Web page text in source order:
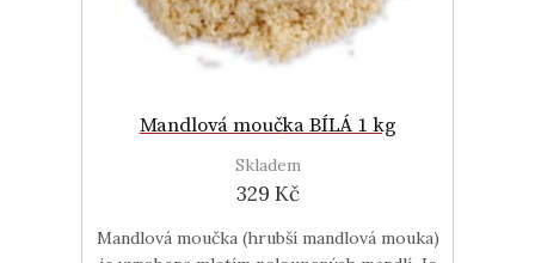
Mandlová moučka BÍLÁ 1 kg
Skladem
329 Kč
Mandlová moučka (hrubší mandlová mouka)